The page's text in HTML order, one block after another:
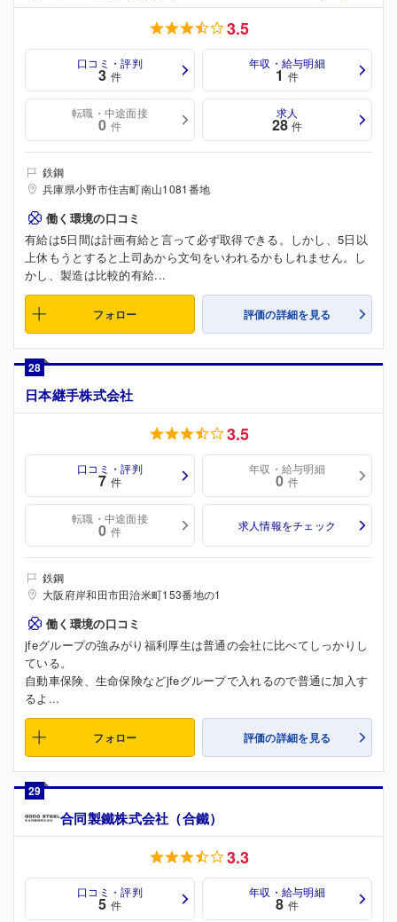
3.5
口コミ・評判
3 件
年収・給与明細
1 件
転職・中途面接
0 件
求人
28 件
鉄鋼
兵庫県小野市住吉町南山1081番地
働く環境の口コミ
有給は5日間は計画有給と言って必ず取得できる。しかし、5日以
上休もうとすると上司あから文句をいわれるかもしれません。し
かし、製造は比較的有給...
フォロー 評価の詳細を見る
28
日本継手株式会社
3.5
口コミ・評判
7 件
年収・給与明細
0 件
転職・中途面接
0 件 求人情報をチェック
鉄鋼
大阪府岸和田市田治米町153番地の1
働く環境の口コミ
jfeグループの強みがり福利厚生は普通の会社に比べてしっかりし
ている。
自動車保険、生命保険などjfeグループで入れるので普通に加入す
るよ...
フォロー 評価の詳細を見る
29
合同製鐵株式会社（合鐵）
3.3
口コミ・評判
5 件
年収・給与明細
8 件